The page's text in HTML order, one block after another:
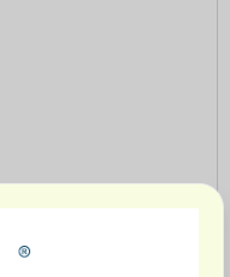
高端系列，也是